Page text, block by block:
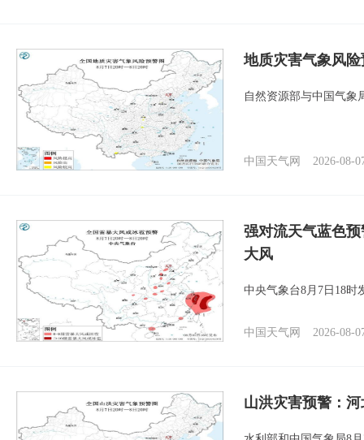
地质灾害气象风
自然资源部与中国气象
中国天气网 2026-08-
强对流天气蓝色
大风
中央气象台8月7日18时
中国天气网 2026-08-
山洪灾害预警：